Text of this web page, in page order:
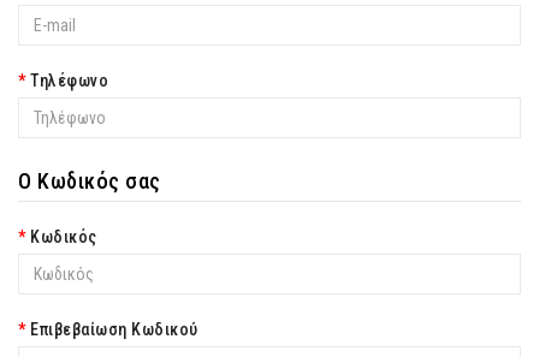
Τηλέφωνο
Ο Κωδικός σας
Κωδικός
Επιβεβαίωση Κωδικού